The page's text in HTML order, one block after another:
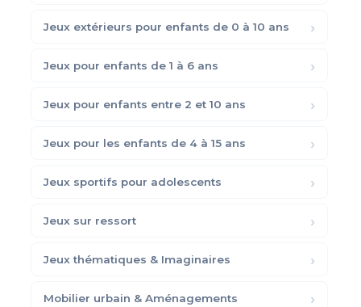
Jeux extérieurs pour enfants de 0 à 10 ans
Jeux pour enfants de 1 à 6 ans
Jeux pour enfants entre 2 et 10 ans
Jeux pour les enfants de 4 à 15 ans
Jeux sportifs pour adolescents
Jeux sur ressort
Jeux thématiques & Imaginaires
Mobilier urbain & Aménagements